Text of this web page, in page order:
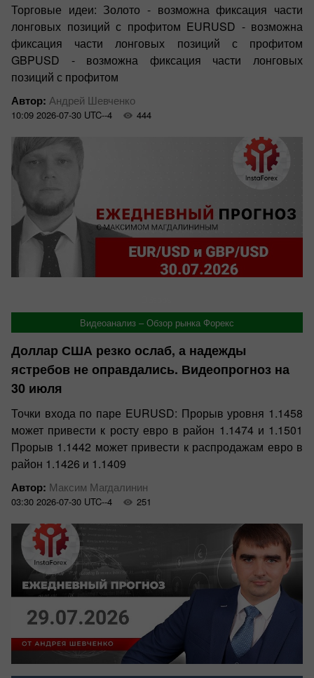
Торговые идеи: Золото - возможна фиксация части
лонговых позиций с профитом EURUSD - возможна
фиксация части лонговых позиций с профитом
GBPUSD - возможна фиксация части лонговых
позиций с профитом
Автор: Андрей Шевченко
10:09 2026-07-30 UTC--4 444
Видеоанализ – Обзор рынка Форекс
Доллар США резко ослаб, а надежды
ястребов не оправдались. Видеопрогноз на
30 июля
Точки входа по паре EURUSD: Прорыв уровня 1.1458
может привести к росту евро в район 1.1474 и 1.1501
Прорыв 1.1442 может привести к распродажам евро в
район 1.1426 и 1.1409
Автор: Максим Магдалинин
03:30 2026-07-30 UTC--4 251